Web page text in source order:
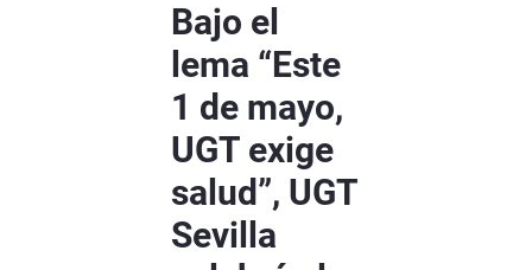
Bajo el
lema “Este
1 de mayo,
UGT exige
salud”, UGT
Sevilla